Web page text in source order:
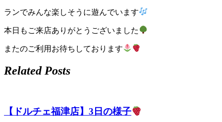
県
千
早
店
福
ランでみんな楽しそうに遊んでいます
本日もご来店ありがとうございました
またのご利用お待ちしております
Related Posts
【ドルチェ福津店】3日の様子